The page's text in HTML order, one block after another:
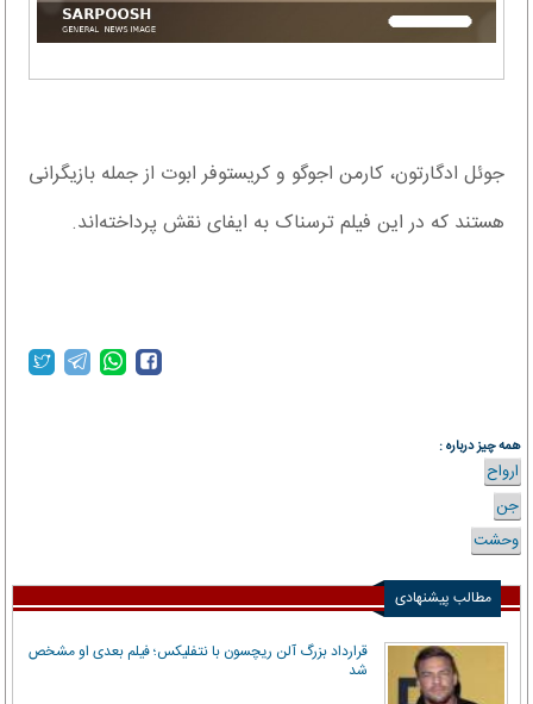
جوئل ادگارتون، کارمن اجوگو و کریستوفر ابوت از جمله بازیگرانی
هستند که در این فیلم ترسناک به ایفای نقش پرداخته‌اند.
همه چیز درباره :
ارواح
جن
وحشت
مطالب پیشنهادی
قرارداد بزرگ آلن ریچسون با نتفلیکس؛ فیلم بعدی او مشخص
شد